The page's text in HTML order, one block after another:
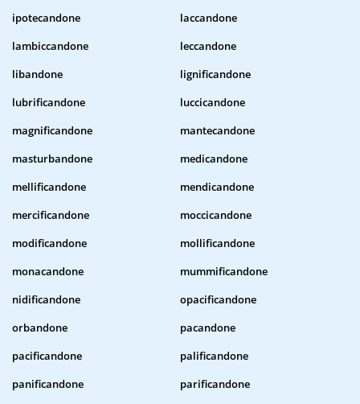
ipotecandone
laccandone
lambiccandone
leccandone
libandone
lignificandone
lubrificandone
luccicandone
magnificandone
mantecandone
masturbandone
medicandone
mellificandone
mendicandone
mercificandone
moccicandone
modificandone
mollificandone
monacandone
mummificandone
nidificandone
opacificandone
orbandone
pacandone
pacificandone
palificandone
panificandone
parificandone